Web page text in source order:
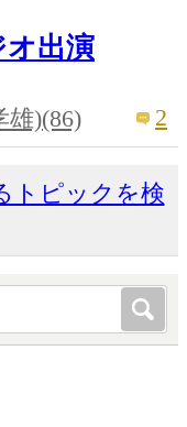
オ出演
雄)(86) 2
トピックを検